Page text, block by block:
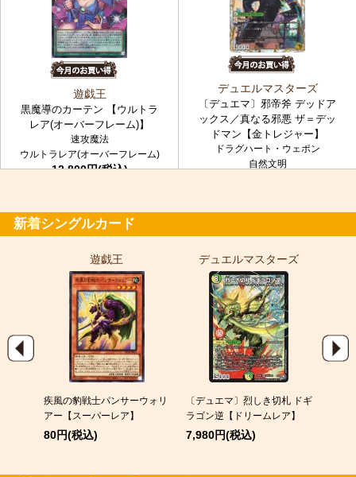
遊戯王
黒魔導のカーテン 【ウルトラ
レア(オーバーフレーム)】
速攻魔法
ウルトラレア(オーバーフレーム)
12,800円(税込)
デュエルマスターズ
〔デュエマ〕邪帝斧 デッドア
ックス／真なる邪悪 ザ＝デッ
ドマン【金トレジャー】
ドラグハート・ウェポン
自然文明
新着シングルカード
遊戯王
疾風の豹戦士パンサーウォリ
アー【スーパーレア】
80円(税込)
デュエルマスターズ
〔デュエマ〕烈しき切札 ドギ
ラゴン逆【ドリームレア】
7,980円(税込)